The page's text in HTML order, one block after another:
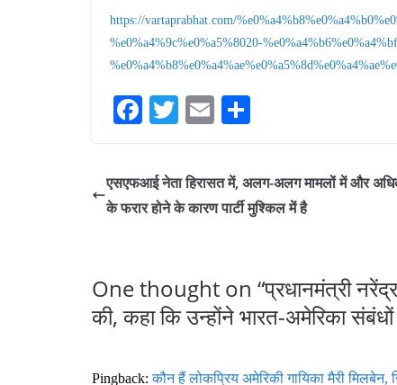
https://vartaprabhat.com/
%e0%a4%9c%e0%a5%8020-
Fa
bo
ok
T
tte
r
E
ail
एसएफआई नेता हिरासत में, अलग-अलग मामलों में और
के फरार होने के कारण पार्टी मुश्किल में है
One thought on “प्रधानमंत्री
की, कहा कि उन्होंने भारत-अमेरिका
Pingback:कौन हैं लोकप्रिय अमेरिकी गायिका मैरी मिलबेन,